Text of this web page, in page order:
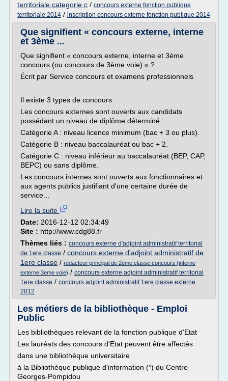
territoriale categorie c / concours externe fonction publique
territoriale 2014 / inscription concours externe fonction publique 2014
Que signifient « concours externe, interne
et 3ème ...
Que signifient « concours externe, interne et 3ème
concours (ou concours de 3ème voie) » ?
Écrit par Service concours et examens professionnels
Il existe 3 types de concours :
Les concours externes sont ouverts aux candidats
possédant un niveau de diplôme déterminé :
Catégorie A : niveau licence minimum (bac + 3 ou plus).
Catégorie B : niveau baccalauréat ou bac + 2.
Catégorie C : niveau inférieur au baccalauréat (BEP, CAP,
BEPC) ou sans diplôme.
Les concours internes sont ouverts aux fonctionnaires et
aux agents publics justifiant d'une certaine durée de
service...
Lire la suite
Date: 2016-12-12 02:34:49
Site : http://www.cdg88.fr
Thèmes liés : concours externe d'adjoint administratif territorial
de 1ere classe / concours externe d'adjoint administratif de
1ere classe / redacteur principal de 2eme classe concours (interne
externe 3eme voie) / concours externe adjoint administratif territorial
1ere classe / concours adjoint administratif 1ere classe externe
2012
Les métiers de la bibliothèque - Emploi
Public
Les bibliothèques relevant de la fonction publique d'Etat
Les lauréats des concours d'Etat peuvent être affectés :
dans une bibliothèque universitaire
à la Bibliothèque publique d'information (*) du Centre
Georges-Pompidou